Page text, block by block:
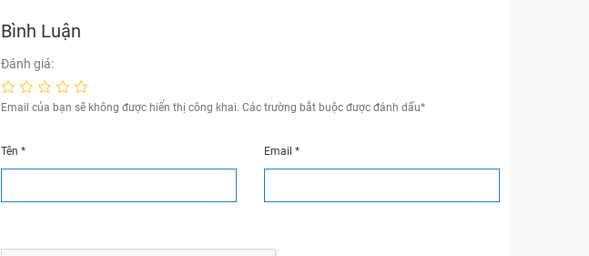
Bình Luận
Đánh giá:
Email của bạn sẽ không được hiển thị công khai. Các trường bắt buộc được đánh dấu*
Tên* Email *